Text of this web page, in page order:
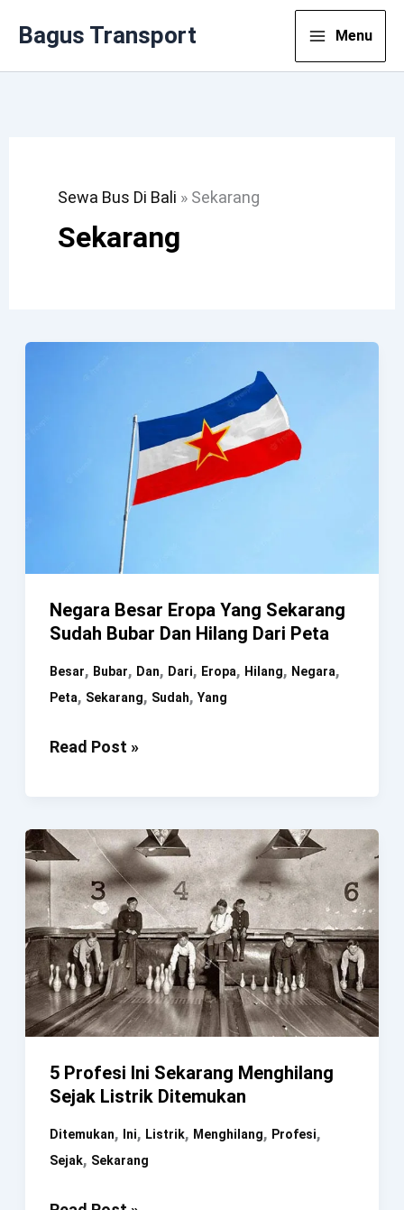
Bagus Transport Menu
Sewa Bus Di Bali » Sekarang
Sekarang
Negara Besar Eropa Yang Sekarang
Sudah Bubar Dan Hilang Dari Peta
Besar, Bubar, Dan, Dari, Eropa, Hilang, Negara,
Peta, Sekarang, Sudah, Yang
Negara
Sekarang
Sudah
Bubar
Dan
Hilang
Dari
Peta
Read Post »
5 Profesi Ini Sekarang Menghilang
Sejak Listrik Ditemukan
Ditemukan, Ini, Listrik, Menghilang, Profesi,
Sejak, Sekarang